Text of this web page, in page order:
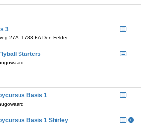
3
27A, 1783 BA Den Helder
Starters
Basis 1
Basis 1 Shirley